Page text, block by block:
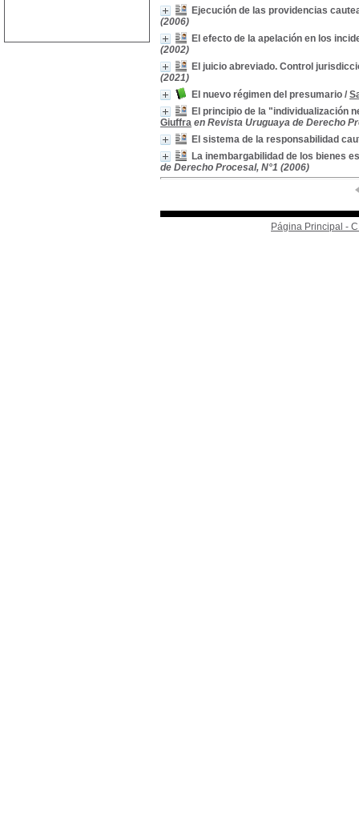
Ejecución de las providencias
(2006)
El efecto de la apelación en los
(2002)
El juicio abreviado. Control
(2021)
El nuevo régimen del presumario /
El principio de la "individualización
Giuffra en Revista Uruguaya de Derecho
El sistema de la responsabilidad
La inembargabilidad de los bienes
de Derecho Procesal, N°1 (2006)
Página Principal -